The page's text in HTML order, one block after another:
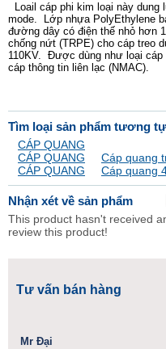
Loail cáp phi kim loại này
mode. Lớp nhựa PolyEthylene
đường dây có điện thế nhỏ hơn
chống nứt (TRPE) cho cáp treo
110KV. Được dùng như loại
cáp thông tin liên lạc (NMAC).
Tìm loại sản phẩm tương tự
CÁP QUANG
CÁP QUANG
Cáp quang
CÁP QUANG
Cáp quang
Nhận xét về sản phẩm
This product hasn't received
review this product!
Tư vấn bán hàng
Mr Đại